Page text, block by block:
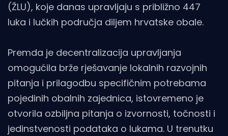
(ŽLU), koje danas upravljaju s približno 447
luka i lučkih područja diljem hrvatske obale.
Premda je decentralizacija upravljanja
omogućila brže rješavanje lokalnih razvojnih
pitanja i prilagodbu specifičnim potrebama
pojedinih obalnih zajednica, istovremeno je
otvorila ozbiljna pitanja o izvornosti, točnosti i
jedinstvenosti podataka o lukama. U trenutku